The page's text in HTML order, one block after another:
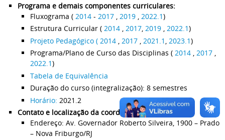
Programa e demais componentes curriculares:
Fluxograma ( 2014 - 2017 2019 2022.1)
Estrutura Curricular ( 2014 , 2017, 2019 , 2022.1)
Projeto Pedagógico ( 2014
2017 2021.1 2023.1)
Programa/Plano de Curso das Disciplinas ( 2014 , 2017 ,
2022.1)
Tabela de Equivalência
Duração do curso (integralização): 8 semestres
Horário: 2021.2
Contato e localização da coordenação do curso:
Endereço: Av. Governador Roberto Silveira, 1900 – Prado
– Nova Friburgo/RJ